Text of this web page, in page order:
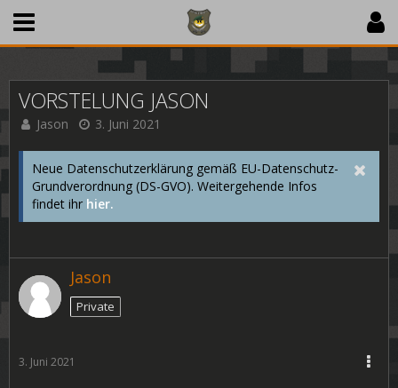
VORSTELUNG JASON
Jason 3. Juni 2021
Neue Datenschutzerklärung gemäß EU-Datenschutz-
Grundverordnung (DS-GVO). Weitergehende Infos
findet ihr hier.
Jason
Private
3. Juni 2021